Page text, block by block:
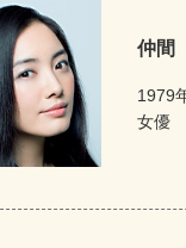
仲間
1979
女優